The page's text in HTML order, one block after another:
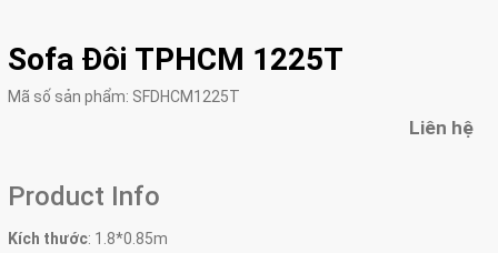
Sofa Đôi TPHCM 1225T
Mã số sản phẩm: SFDHCM1225T
Liên hệ
Product Info
Kích thước: 1.8*0.85m